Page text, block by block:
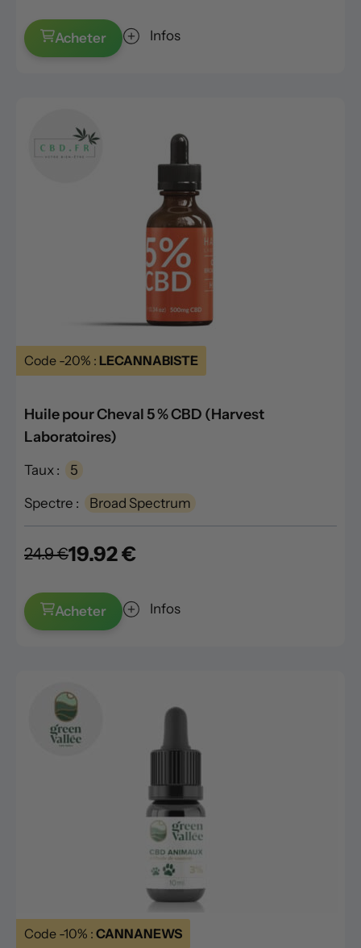
Acheter Infos
Code -20% : LECANNABISTE
Huile pour Cheval 5 % CBD (Harvest
Laboratoires)
Taux : 5
Spectre : Broad Spectrum
24.9 €19.92 €
Acheter Infos
Code -10% : CANNANEWS